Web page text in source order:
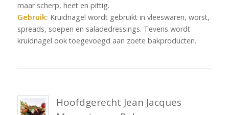
maar scherp, heet en pittig.
Gebruik: Kruidnagel wordt gebruikt in vleeswaren, worst,
spreads, soepen en saladedressings. Tevens wordt
kruidnagel ook toegevoegd aan zoete bakproducten.
Hoofdgerecht Jean Jacques